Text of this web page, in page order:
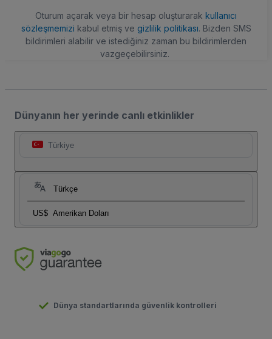
Oturum açarak veya bir hesap oluşturarak kullanıcı
sözleşmemizi kabul etmiş ve gizlilik politikası. Bizden SMS
bildirimleri alabilir ve istediğiniz zaman bu bildirimlerden
vazgeçebilirsiniz.
Dünyanın her yerinde canlı etkinlikler
Türkiye
Türkçe
US$ Amerikan Doları
Dünya standartlarında güvenlik kontrolleri